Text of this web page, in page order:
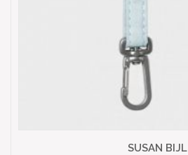
SUSAN BIJL